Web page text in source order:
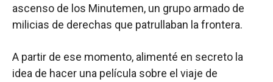
ascenso de los Minutemen, un grupo armado de
milicias de derechas que patrullaban la frontera.
A partir de ese momento, alimenté en secreto la
idea de hacer una película sobre el viaje de